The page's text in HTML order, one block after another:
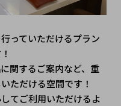
っていただけるプラン
関するご案内など、重
ただける空間です！
てご利用いただけるよ